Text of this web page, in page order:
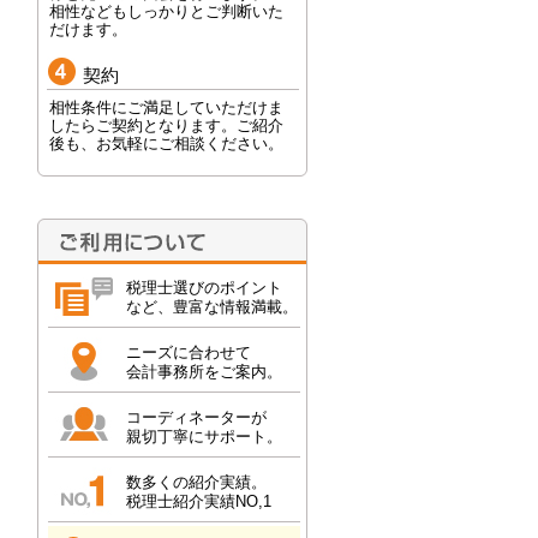
相性などもしっかりとご判断いた
だけます。
契約
相性条件にご満足していただけま
したらご契約となります。ご紹介
後も、お気軽にご相談ください。
税理士選びのポイント
など、豊富な情報満載。
ニーズに合わせて
会計事務所をご案内。
コーディネーターが
親切丁寧にサポート。
数多くの紹介実績。
税理士紹介実績NO,1